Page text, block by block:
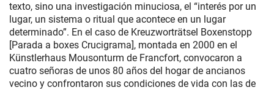
texto, sino una investigación minuciosa, el “interés por un
lugar, un sistema o ritual que acontece en un lugar
determinado”. En el caso de Kreuzworträtsel Boxenstopp
[Parada a boxes Crucigrama], montada en 2000 en el
Künstlerhaus Mousonturm de Francfort, convocaron a
cuatro señoras de unos 80 años del hogar de ancianos
vecino y confrontaron sus condiciones de vida con las de